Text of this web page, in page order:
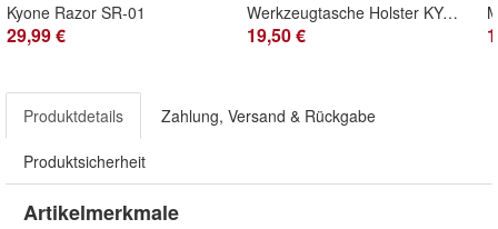
Kyone Razor SR-01
29,99 €
Werkzeugtasche Holster KYONE VP 14 für Haarscheren und Mehr
19,50 €
Produktdetails Zahlung, Versand & Rückgabe
Produktsicherheit
Artikelmerkmale